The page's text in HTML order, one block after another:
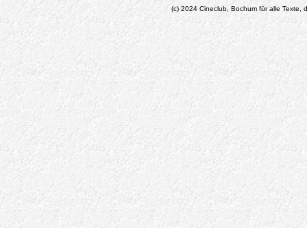
(c) 2024 Cineclub, Bochum für alle Texte,